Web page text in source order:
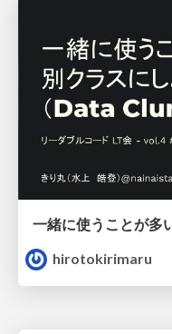
hirotokirimaru